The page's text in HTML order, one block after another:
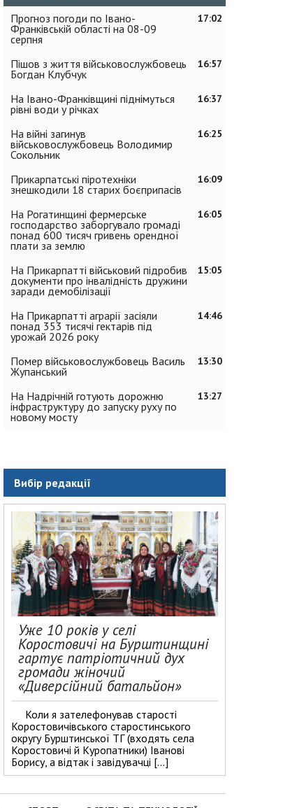
17:02
Прогноз погоди по Івано-
Франківській області на 08-09
серпня
16:57
Пішов з життя військовослужбовець
Богдан Клубчук
16:37
На Івано-Франківщині піднімуться
рівні води у річках
16:25
На війні загинув
військовослужбовець Володимир
Сокольник
16:09
Прикарпатські піротехніки
знешкодили 18 старих боєприпасів
16:05
На Рогатинщині фермерське
господарство заборгувало громаді
понад 600 тисяч гривень орендної
плати за землю
15:05
На Прикарпатті військовий підробив
документи про інвалідність дружини
заради демобілізації
14:46
На Прикарпатті аграрії засіяли
понад 353 тисячі гектарів під
урожай 2026 року
13:30
Помер військовослужбовець Василь
Жупанський
13:27
На Надрічній готують дорожню
інфраструктуру до запуску руху по
новому мосту
Вибір редакції
Уже 10 років у селі
Коростовичі на Бурштинщині
гартує патріотичний дух
громади жіночий
«Диверсійний батальйон»
Коли я зателефонував старості
Коростовичівського старостинського
округу Бурштинської ТГ (входять села
Коростовичі й Куропатники) Іванові
Борису, а відтак і завідувачці […]